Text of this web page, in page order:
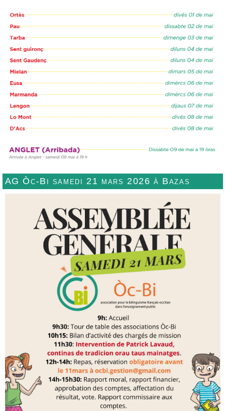
AG Òc-Bi samedi 21 mars 2026 à Bazas